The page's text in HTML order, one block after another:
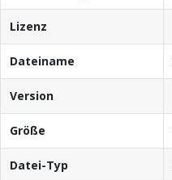
Lizenz
Dateiname
Version
Größe
Datei-Typ